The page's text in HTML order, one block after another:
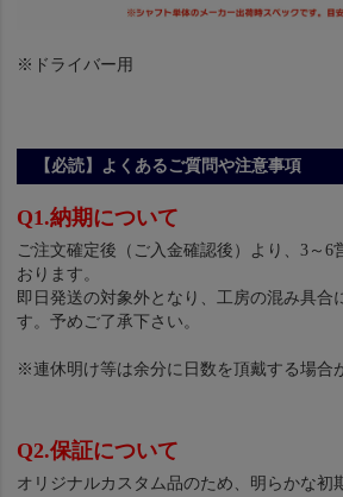
※ドライバー用
【必読】よくあるご質問や注意事項
Q1.納期について
ご注文確定後（ご入金確認後）より、3～6
おります。
即日発送の対象外となり、工房の混み具合
す。予めご了承下さい。
※連休明け等は余分に日数を頂戴する場合
Q2.保証について
オリジナルカスタム品のため、明らかな初